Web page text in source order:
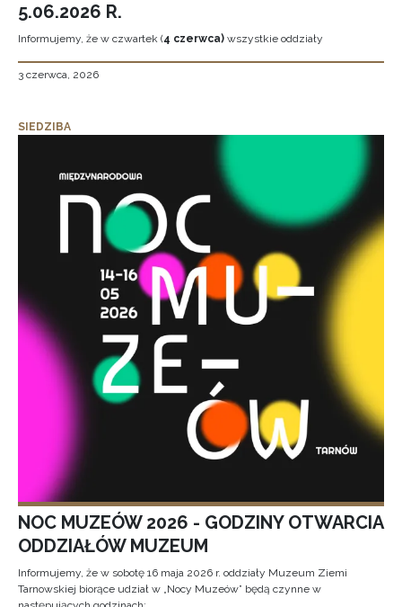
5.06.2026 R.
Informujemy, że w czwartek (4 czerwca) wszystkie oddziały
3 czerwca, 2026
SIEDZIBA
NOC MUZEÓW 2026 - GODZINY OTWARCIA
ODDZIAŁÓW MUZEUM
Informujemy, że w sobotę 16 maja 2026 r. oddziały Muzeum Ziemi
Tarnowskiej biorące udział w „Nocy Muzeów” będą czynne w